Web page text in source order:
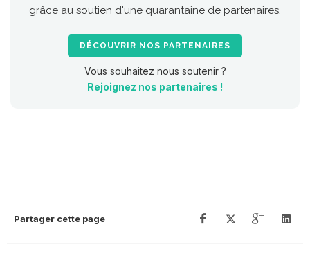
grâce au soutien d'une quarantaine de partenaires.
DÉCOUVRIR NOS PARTENAIRES
Vous souhaitez nous soutenir ?
Rejoignez nos partenaires !
Partager cette page